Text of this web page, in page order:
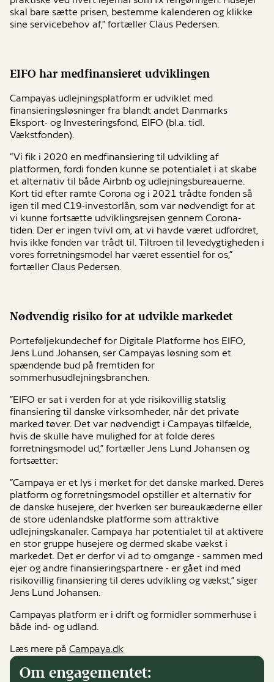
skal bare sætte prisen, bestemme kalenderen og klikke
sine servicebehov af,” fortæller Claus Pedersen.
EIFO har medfinansieret udviklingen
Campayas udlejningsplatform er udviklet med
finansieringsløsninger fra blandt andet Danmarks
Eksport- og Investeringsfond, EIFO (bl.a. tidl.
Vækstfonden).
”Vi fik i 2020 en medfinansiering til udvikling af
platformen, fordi fonden kunne se potentialet i at skabe
et alternativ til både Airbnb og udlejningsbureauerne.
Kort tid efter ramte Corona og i 2021 trådte fonden så
igen til med C19-investorlån, som var nødvendigt for at
vi kunne fortsætte udviklingsrejsen gennem Corona-
tiden. Der er ingen tvivl om, at vi havde været udfordret,
hvis ikke fonden var trådt til. Tiltroen til levedygtigheden i
vores forretningsmodel har været essentiel for os,”
fortæller Claus Pedersen.
Nødvendig risiko for at udvikle markedet
Porteføljekundechef for Digitale Platforme hos EIFO,
Jens Lund Johansen, ser Campayas løsning som et
spændende bud på fremtiden for
sommerhusudlejningsbranchen.
”EIFO er sat i verden for at yde risikovillig statslig
finansiering til danske virksomheder, når det private
marked tøver. Det var nødvendigt i Campayas tilfælde,
hvis de skulle have mulighed for at folde deres
forretningsmodel ud,” fortæller Jens Lund Johansen og
fortsætter:
”Campaya er et lys i mørket for det danske marked. Deres
platform og forretningsmodel opstiller et alternativ for
de danske husejere, der hverken ser bureaukæderne eller
de store udenlandske platforme som attraktive
udlejningskanaler. Campaya har potentialet til at aktivere
en stor gruppe husejere og dermed skabe vækst i
markedet. Det er derfor vi ad to omgange - sammen med
ejer og andre finansieringspartnere - er gået ind med
risikovillig finansiering til deres udvikling og vækst,” siger
Jens Lund Johansen.
Campayas platform er i drift og formidler sommerhuse i
både ind- og udland.
Læs mere på Campaya.dk
Om engagementet: